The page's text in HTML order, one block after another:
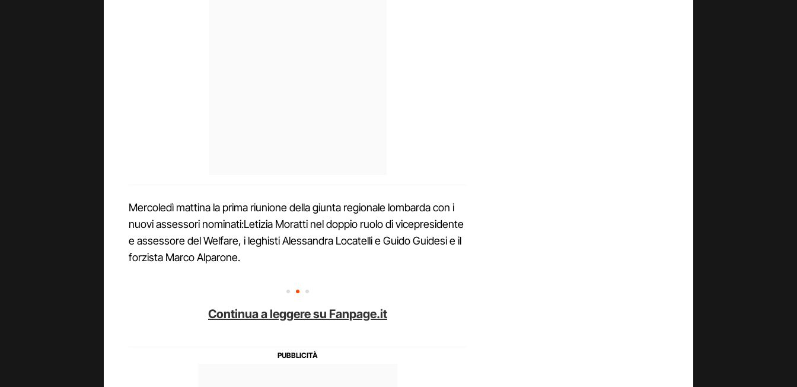
Mercoledì mattina la prima riunione della giunta regionale lombarda con i
nuovi assessori nominati:Letizia Moratti nel doppio ruolo di vicepresidente
e assessore del Welfare, i leghisti Alessandra Locatelli e Guido Guidesi e il
forzista Marco Alparone.
Continua a leggere su Fanpage.it